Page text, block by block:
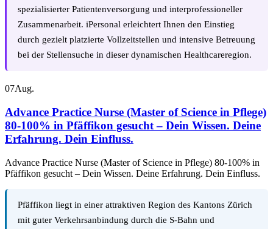
spezialisierter Patientenversorgung und interprofessioneller
Zusammenarbeit. iPersonal erleichtert Ihnen den Einstieg
durch gezielt platzierte Vollzeitstellen und intensive Betreuung
bei der Stellensuche in dieser dynamischen Healthcareregion.
07Aug.
Advance Practice Nurse (Master of Science in Pflege)
80-100% in Pfäffikon gesucht – Dein Wissen. Deine
Erfahrung. Dein Einfluss.
Advance Practice Nurse (Master of Science in Pflege) 80-100% in
Pfäffikon gesucht – Dein Wissen. Deine Erfahrung. Dein Einfluss.
Pfäffikon liegt in einer attraktiven Region des Kantons Zürich
mit guter Verkehrsanbindung durch die S-Bahn und